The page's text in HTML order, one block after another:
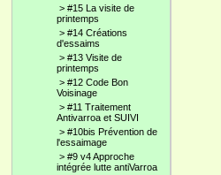
> #15 La visite de
printemps
> #14 Créations
d'essaims
> #13 Visite de
printemps
> #12 Code Bon
Voisinage
> #11 Traitement
Antivarroa et SUIVI
> #10bis Prévention de
l'essaimage
> #9 v4 Approche
intégrée lutte antiVarroa